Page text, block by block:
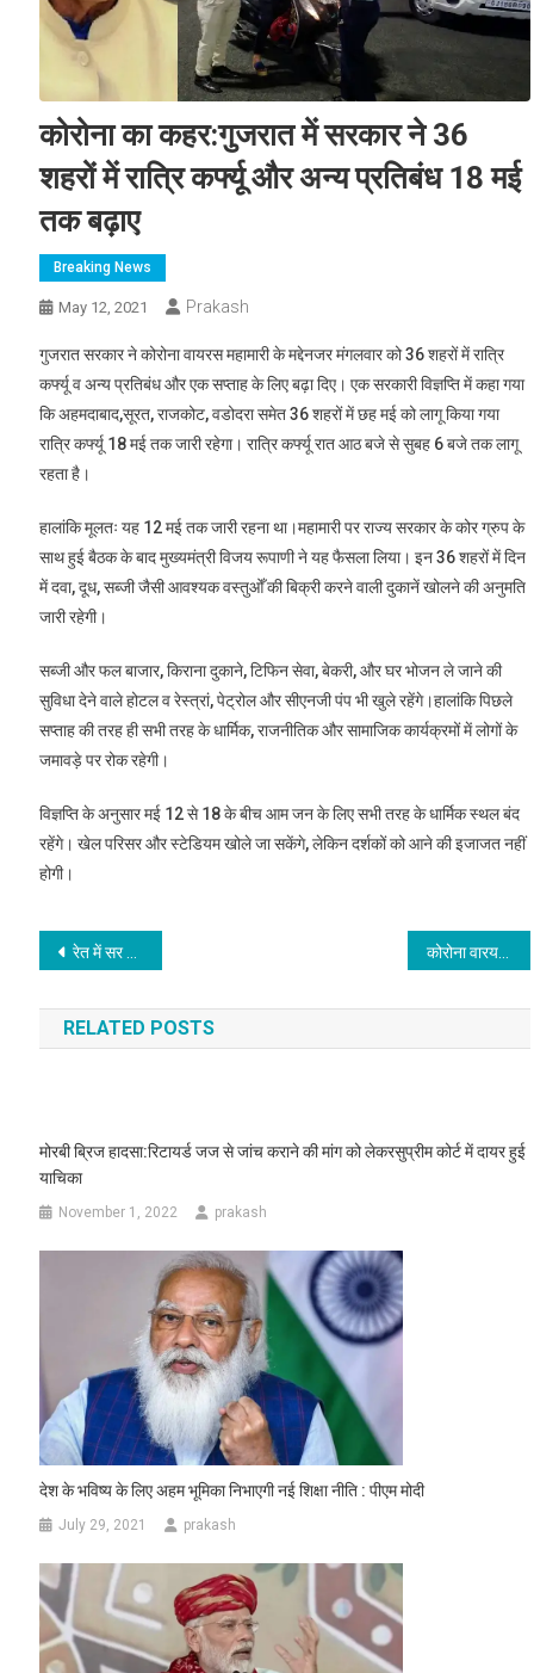
कोरोना का कहर:गुजरात में सरकार ने 36
शहरों में रात्रि कर्फ्यू और अन्य प्रतिबंध 18 मई
तक बढ़ाए
Breaking News
May 12, 2021 Prakash
गुजरात सरकार ने कोरोना वायरस महामारी के मद्देनजर मंगलवार को 36 शहरों में रात्रि
कर्फ्यू व अन्य प्रतिबंध और एक सप्ताह के लिए बढ़ा दिए। एक सरकारी विज्ञप्ति में कहा गया
कि अहमदाबाद,सूरत, राजकोट, वडोदरा समेत 36 शहरों में छह मई को लागू किया गया
रात्रि कर्फ्यू 18 मई तक जारी रहेगा। रात्रि कर्फ्यू रात आठ बजे से सुबह 6 बजे तक लागू
रहता है।
हालांकि मूलतः यह 12 मई तक जारी रहना था।महामारी पर राज्य सरकार के कोर ग्रुप के
साथ हुई बैठक के बाद मुख्यमंत्री विजय रूपाणी ने यह फैसला लिया। इन 36 शहरों में दिन
में दवा, दूध, सब्जी जैसी आवश्यक वस्तुओँ की बिक्री करने वाली दुकानें खोलने की अनुमति
जारी रहेगी।
सब्जी और फल बाजार, किराना दुकाने, टिफिन सेवा, बेकरी, और घर भोजन ले जाने की
सुविधा देने वाले होटल व रेस्त्रां, पेट्रोल और सीएनजी पंप भी खुले रहेंगे।हालांकि पिछले
सप्ताह की तरह ही सभी तरह के धार्मिक, राजनीतिक और सामाजिक कार्यक्रमों में लोगों के
जमावड़े पर रोक रहेगी।
विज्ञप्ति के अनुसार मई 12 से 18 के बीच आम जन के लिए सभी तरह के धार्मिक स्थल बंद
रहेंगे। खेल परिसर और स्टेडियम खोले जा सकेंगे, लेकिन दर्शकों को आने की इजाजत नहीं
होगी।
Post
navigation
रेत में सर डालना सकारात्मक नहीं, देशवासियों के साथ धोखा है: राहुल गांधी कोरोना वारयस: देश में एक दिन में रिकॉर्ड 4,205 लोगों की मौत, ढाई लाख के पार हुई संख्या
RELATED POSTS
मोरबी ब्रिज हादसा:रिटायर्ड जज से जांच कराने की मांग को लेकरसुप्रीम कोर्ट में दायर हुई
याचिका
November 1, 2022 prakash
देश के भविष्य के लिए अहम भूमिका निभाएगी नई श‍िक्षा नीति : पीएम मोदी
July 29, 2021 prakash